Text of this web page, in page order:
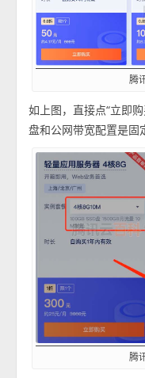
腾
如上图，直接点“立即
盘和公网带宽配置是固
腾